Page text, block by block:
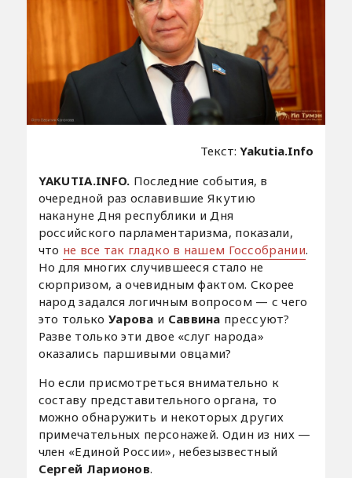
Текст:Yakutia.Info
YAKUTIA.INFO. Последние события, в
очередной раз ославившие Якутию
накануне Дня республики и Дня
российского парламентаризма, показали,
что не все так гладко в нашем Госсобрании.
Но для многих случившееся стало не
сюрпризом, а очевидным фактом. Скорее
народ задался логичным вопросом — с чего
это только Уарова и Саввина прессуют?
Разве только эти двое «слуг народа»
оказались паршивыми овцами?
Но если присмотреться внимательно к
составу представительного органа, то
можно обнаружить и некоторых других
примечательных персонажей. Один из них —
член «Единой России», небезызвестный
Сергей Ларионов.